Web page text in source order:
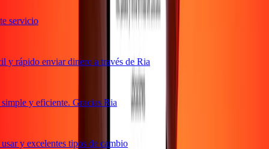
servicio
rápido enviar dinero a través de Ria
y eficiente. Gracias Ria
y excelentes tipos de cambio